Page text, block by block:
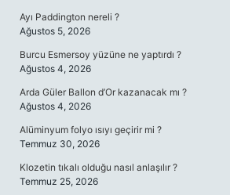
Ayı Paddington nereli ?
Ağustos 5, 2026
Burcu Esmersoy yüzüne ne yaptırdı ?
Ağustos 4, 2026
Arda Güler Ballon d’Or kazanacak mı ?
Ağustos 4, 2026
Alüminyum folyo ısıyı geçirir mi ?
Temmuz 30, 2026
Klozetin tıkalı olduğu nasıl anlaşılır ?
Temmuz 25, 2026